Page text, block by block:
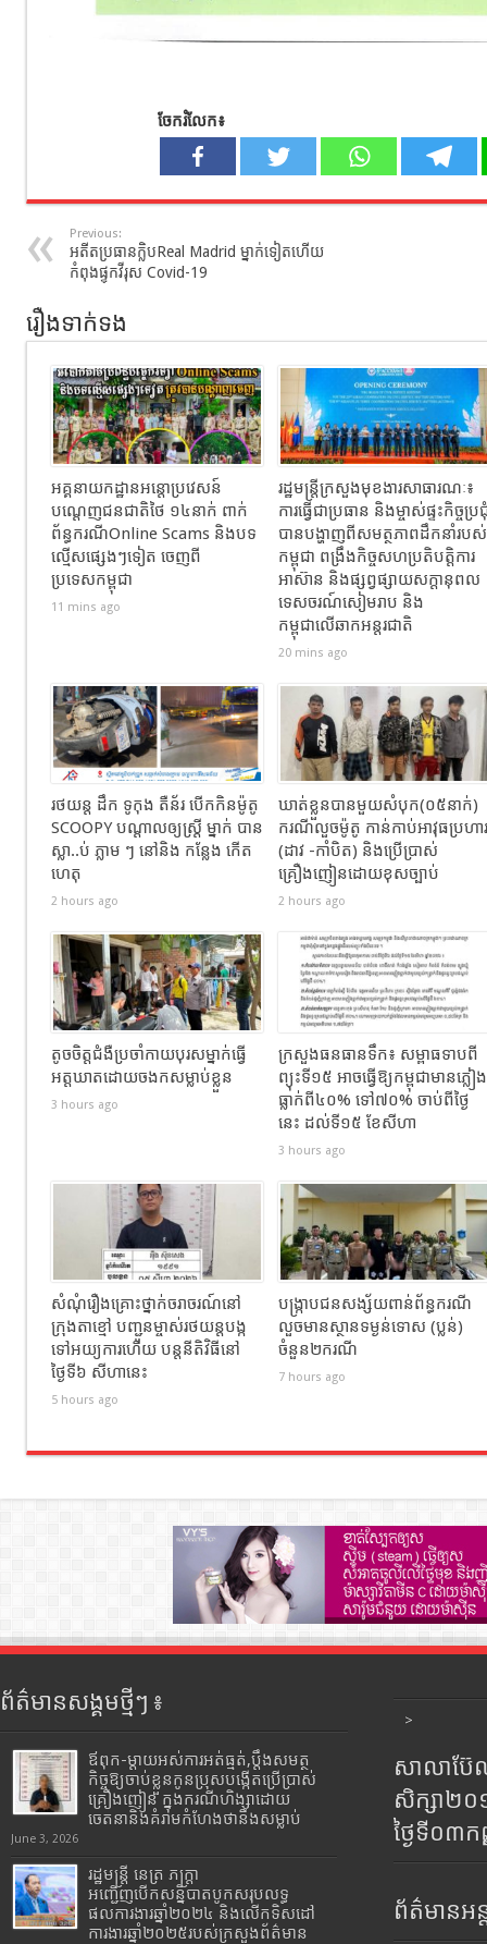
ចែករំលែក៖
Previous:
អតីតប្រធានក្លិបReal Madrid ម្នាក់ទៀតហើយ
កំពុងផ្ទុកវីរុស Covid-19
រឿងទាក់ទង
អគ្គនាយកដ្ឋានអន្តោប្រវេសន៍
បណ្ដេញជនជាតិថៃ ១៤នាក់ ពាក់
ព័ន្ធករណីOnline Scams និងបទ
ល្មើសផ្សេងៗទៀត ចេញពី
ប្រទេសកម្ពុជា
11 mins ago
រដ្ឋមន្ត្រីក្រសួងមុខងារសាធារណៈ៖​
ការធ្វើជាប្រធាន និងម្ចាស់ផ្ទះកិច្ចប្រ
បានបង្ហាញពីសមត្ថភាពដឹកនាំរបស់
កម្ពុជា ពង្រឹងកិច្ចសហប្រតិបត្តិការ
អាស៊ាន និងផ្សព្វផ្សាយសក្តានុពល
ទេសចរណ៍សៀមរាប និង
កម្ពុជាលើឆាកអន្តរជាតិ
20 mins ago
រថយន្ដ ដឹក ទូកុង តឺន័រ បើកកិនម៉ូតូ
SCOOPY បណ្តាលឲ្យស្រ្តី ម្នាក់ បាន
ស្លា..ប់ ភ្លាម ៗ នៅនិង កន្លែង កេីត
ហេតុ
2 hours ago
ឃាត់ខ្លួនបានមួយសំបុក(០៥នាក់)
ករណីលួចម៉ូតូ កាន់កាប់អាវុធប្រហារ
(ដាវ -កាំបិត) និងប្រើប្រាស់
គ្រឿងញៀនដោយខុសច្បាប់
2 hours ago
តូចចិត្តជំងឺប្រចាំកាយបុរសម្នាក់ធ្វេី
អត្តឃាតដោយចងកសម្លាប់ខ្លួន
3 hours ago
ក្រសួងធនធានទឹក​​៖​ សម្ពាធទាបពី
ព្យុះទី១៥ អាចធ្វើឱ្យកម្ពុជាមានភ្លៀង
ធ្លាក់ពី៤០% ទៅ៧០% ចាប់ពីថ្ងៃ
នេះ ដល់ទី១៥ ខែសីហា
3 hours ago
សំណុំរឿងគ្រោះថ្នាក់ចរាចរណ៍នៅ
ក្រុងតាខ្មៅ បញ្ជូនម្ចាស់រថយន្តបង្ក
ទៅអយ្យការហើយ បន្តនីតិវិធីនៅ
ថ្ងៃទី៦ សីហានេះ
5 hours ago
បង្ក្រាបជនសង្ស័យពាន់ព័ន្ធករណី
លួចមានស្ថានទម្ងន់ទោស (ប្លន់)
ចំនួន២ករណី
7 hours ago
ព័ត៌មានសង្គមថ្មីៗ ៖
ឪពុក-ម្ដាយអស់ការអត់ធ្មត់,ប្ដឹងសមត្ថ
កិច្ចឱ្យចាប់ខ្លួនកូនប្រុសបង្កើតប្រើប្រាស់
គ្រឿងញៀន ក្នុងករណីហិង្សាដោយ
ចេតនានិងគំរាមកំហែងថានឹងសម្លាប់
June 3, 2026
រដ្ឋមន្រ្តី​ នេត្រ​ ភក្ត្រា​
អញ្ជើញបើកសន្និបាតបូកសរុបលទ្ធ
ផលការងារឆ្នាំ២០២៤ និងលើកទិសដៅ
ការងារឆ្នាំ២០២៥របស់​ក្រសួង​ព័ត៌មាន​
>
សាលាប៊ែ
សិក្សា២
ថ្ងៃទី០៣
ព័ត៌មានអន្